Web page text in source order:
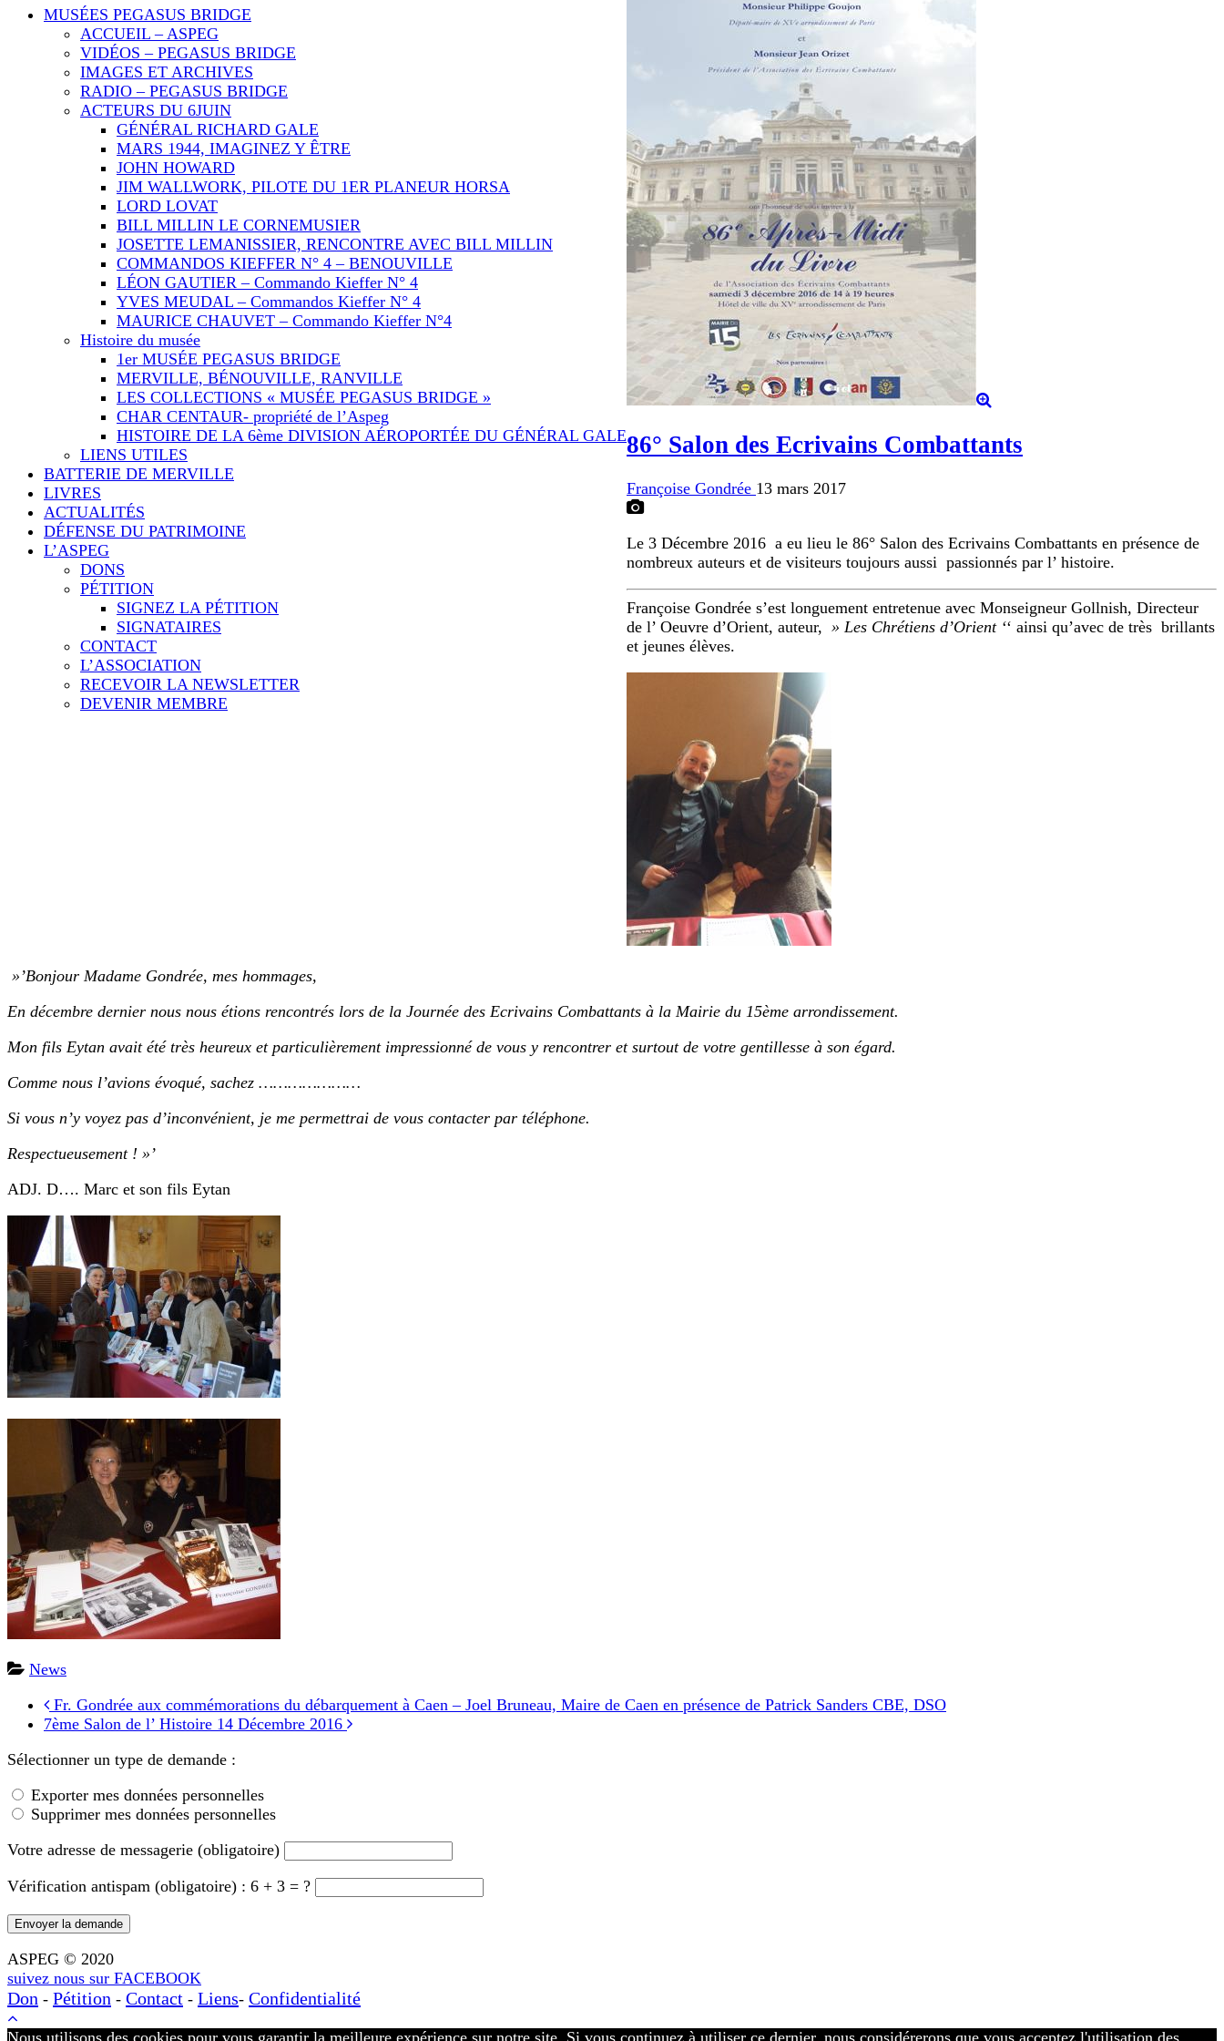
MUSÉES PEGASUS BRIDGE
ACCUEIL – ASPEG
VIDÉOS – PEGASUS BRIDGE
IMAGES ET ARCHIVES
RADIO – PEGASUS BRIDGE
ACTEURS DU 6JUIN
GÉNÉRAL RICHARD GALE
MARS 1944, IMAGINEZ Y ÊTRE
JOHN HOWARD
JIM WALLWORK, PILOTE DU 1ER PLANEUR HORSA
LORD LOVAT
BILL MILLIN LE CORNEMUSIER
JOSETTE LEMANISSIER, RENCONTRE AVEC BILL MILLIN
COMMANDOS KIEFFER N° 4 – BENOUVILLE
LÉON GAUTIER – Commando Kieffer N° 4
YVES MEUDAL – Commandos Kieffer N° 4
MAURICE CHAUVET – Commando Kieffer N°4
Histoire du musée
1er MUSÉE PEGASUS BRIDGE
MERVILLE, BÉNOUVILLE, RANVILLE
LES COLLECTIONS « MUSÉE PEGASUS BRIDGE »
CHAR CENTAUR- propriété de l’Aspeg
HISTOIRE DE LA 6ème DIVISION AÉROPORTÉE DU GÉNÉRAL GALE
LIENS UTILES
BATTERIE DE MERVILLE
LIVRES
ACTUALITÉS
DÉFENSE DU PATRIMOINE
L’ASPEG
DONS
PÉTITION
SIGNEZ LA PÉTITION
SIGNATAIRES
CONTACT
L’ASSOCIATION
RECEVOIR LA NEWSLETTER
DEVENIR MEMBRE
86° Salon des Ecrivains Combattants
Françoise Gondrée 13 mars 2017
Le 3 Décembre 2016 a eu lieu le 86° Salon des Ecrivains Combattants en présence de
nombreux auteurs et de visiteurs toujours aussi passionnés par l’ histoire.
Françoise Gondrée s’est longuement entretenue avec Monseigneur Gollnish, Directeur
de l’ Oeuvre d’Orient, auteur, » Les Chrétiens d’Orient ‘‘ ainsi qu’avec de très brillants
et jeunes élèves.
»’Bonjour Madame Gondrée, mes hommages,
En décembre dernier nous nous étions rencontrés lors de la Journée des Ecrivains Combattants à la Mairie du 15ème arrondissement.
Mon fils Eytan avait été très heureux et particulièrement impressionné de vous y rencontrer et surtout de votre gentillesse à son égard.
Comme nous l’avions évoqué, sachez …………………
Si vous n’y voyez pas d’inconvénient, je me permettrai de vous contacter par téléphone.
Respectueusement ! »’
ADJ. D…. Marc et son fils Eytan
News
Fr. Gondrée aux commémorations du débarquement à Caen – Joel Bruneau, Maire de Caen en présence de Patrick Sanders CBE, DSO
7ème Salon de l’ Histoire 14 Décembre 2016
Sélectionner un type de demande :
Exporter mes données personnelles
Supprimer mes données personnelles
Votre adresse de messagerie (obligatoire)
Vérification antispam (obligatoire) : 6 + 3 = ?
ASPEG © 2020
suivez nous sur FACEBOOK
Don - Pétition - Contact - Liens- Confidentialité
Nous utilisons des cookies pour vous garantir la meilleure expérience sur notre site. Si vous continuez à utiliser ce dernier, nous considérerons que vous acceptez l'utilisation des